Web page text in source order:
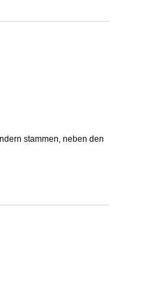
stammen, neben den